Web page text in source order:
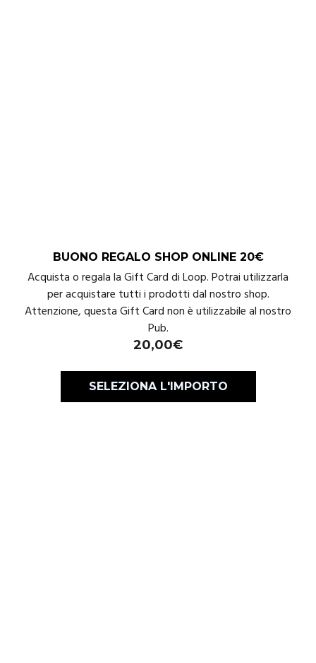
BUONO REGALO SHOP ONLINE 20€
Acquista o regala la Gift Card di Loop. Potrai utilizzarla
per acquistare tutti i prodotti dal nostro shop.
Attenzione, questa Gift Card non è utilizzabile al nostro
Pub.
20,00€
SELEZIONA L'IMPORTO